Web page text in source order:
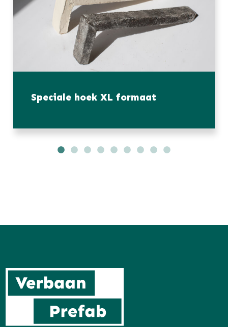
Speciale hoek XL formaat